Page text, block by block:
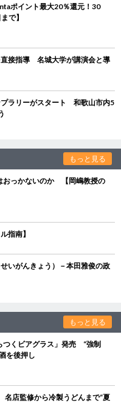
ポイント最大20％還元！30
で】
直接指導 名城大学が講演会と導
ラリーがスタート 和歌山市内5
もっと見る
おっかないのか 【岡嶋教授の
指南】
いがんきょう）－本田雅俊の政
もっと見る
つくビアグラス」発売 “強制
を後押し
店監修から冷製うどんまで“夏